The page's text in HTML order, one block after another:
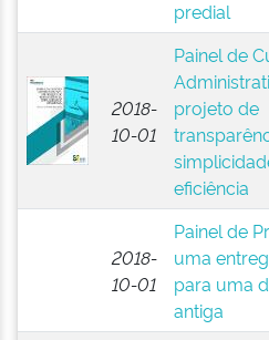
predial
2018-
10-01
Painel de
projeto de
eficiência
2018-
10-01
Painel de
uma
para uma
antiga